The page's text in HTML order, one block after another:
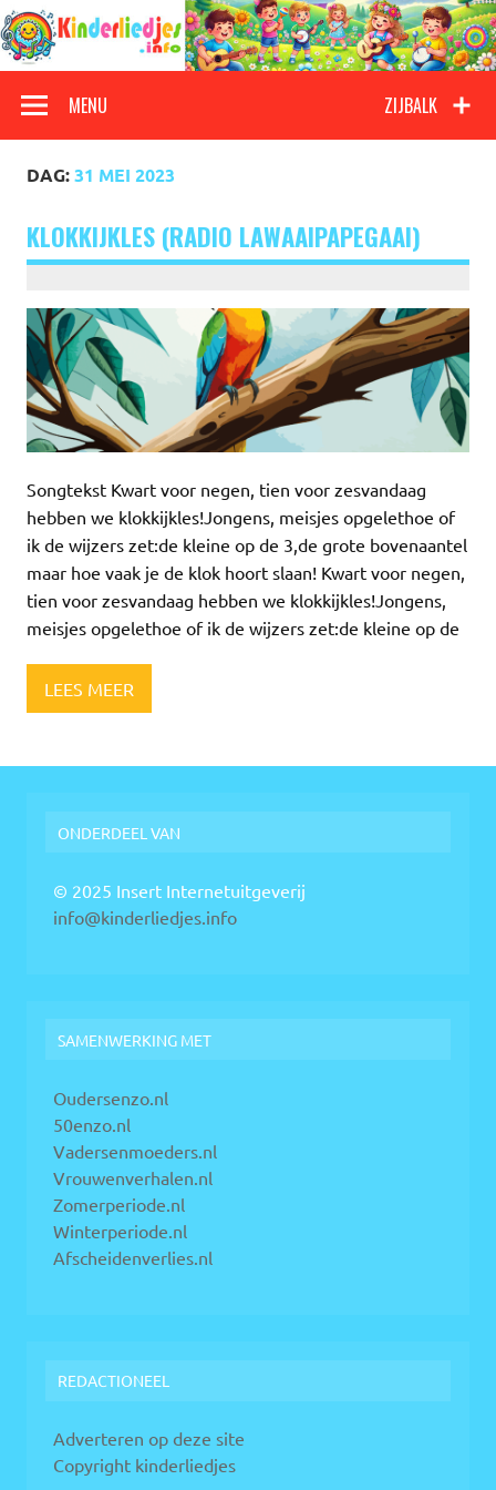
Doorgaan
naar
inhoud
Kinderliedjes
ZIJBALK
MENU
DAG:31 MEI 2023
KLOKKIJKLES (RADIO LAWAAIPAPEGAAI)
Songtekst Kwart voor negen, tien voor zesvandaag
hebben we klokkijkles!Jongens, meisjes opgelethoe of
ik de wijzers zet:de kleine op de 3,de grote bovenaantel
maar hoe vaak je de klok hoort slaan! Kwart voor negen,
tien voor zesvandaag hebben we klokkijkles!Jongens,
meisjes opgelethoe of ik de wijzers zet:de kleine op de
LEES MEER
ONDERDEEL VAN
© 2025 Insert Internetuitgeverij
info@kinderliedjes.info
SAMENWERKING MET
Oudersenzo.nl
50enzo.nl
Vadersenmoeders.nl
Vrouwenverhalen.nl
Zomerperiode.nl
Winterperiode.nl
Afscheidenverlies.nl
REDACTIONEEL
Adverteren op deze site
Copyright kinderliedjes